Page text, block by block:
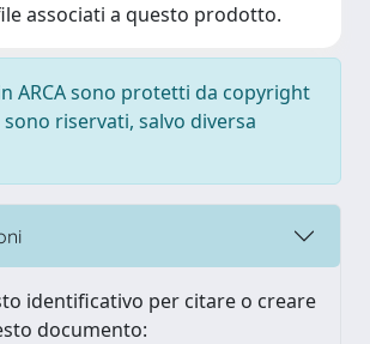
associati a questo prodotto.
ARCA sono protetti da copyright
riservati, salvo diversa
identificativo per citare o creare
documento: